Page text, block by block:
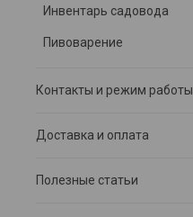
Инвентарь садовода
Пивоварение
Контакты и режим работы
Доставка и оплата
Полезные статьи